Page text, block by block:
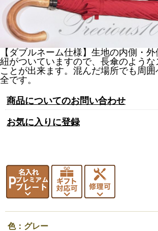
【ダブルネーム仕様】生地の内側・
紐がついていますので、長傘のよう
ことが出来ます。混んだ場所でも周
全です。
商品についてのお問い合わせ
お気に入りに登録
色：グレー